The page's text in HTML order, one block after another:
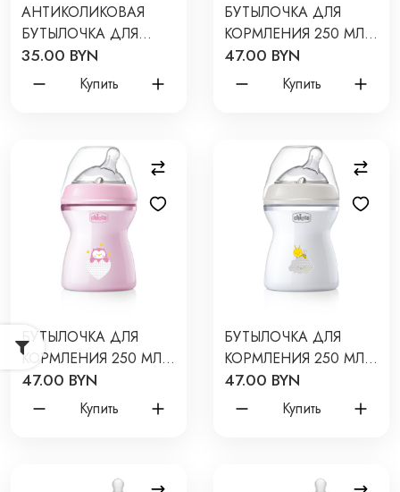
АНТИКОЛИКОВАЯ
БУТЫЛОЧКА ДЛЯ
КОРМЛЕНИЯ
TWISTSHAKE 125 МЛ.
ЦВЕТ: ЧЁРНЫЙ
35.00 BYN
Купить
БУТЫЛОЧКА ДЛЯ
КОРМЛЕНИЯ 250 МЛ
2М+ С СОСКОЙ
CHICCO NATURAL
FEELING ЦВЕТ: BOY
47.00 BYN
Купить
БУТЫЛОЧКА ДЛЯ
КОРМЛЕНИЯ 250 МЛ
2М+ С СОСКОЙ
CHICCO NATURAL
FEELING ЦВЕТ: GIRL
47.00 BYN
Купить
БУТЫЛОЧКА ДЛЯ
КОРМЛЕНИЯ 250 МЛ
2М+ С СОСКОЙ
CHICCO NATURAL
FEELING ЦВЕТ: UNI
47.00 BYN
Купить